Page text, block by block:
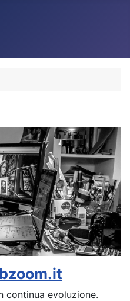
continua evoluzione.